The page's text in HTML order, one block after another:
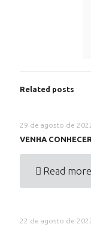
Related posts
29 de agosto de
VENHA
Read more
22 de agosto de